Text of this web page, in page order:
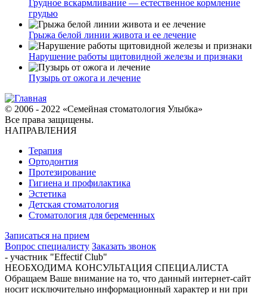
Грудное вскармливание — естественное кормление
грудью
Грыжа белой линии живота и ее лечение
Нарушение работы щитовидной железы и признаки
Пузырь от ожога и лечение
© 2006 - 2022 «Семейная стоматология Улыбка»
Все права защищены.
НАПРАВЛЕНИЯ
Терапия
Ортодонтия
Протезирование
Гигиена и профилактика
Эстетика
Детская стоматология
Стоматология для беременных
Записаться на прием
Вопрос специалисту Заказать звонок
- участник "Effectif Club"
НЕОБХОДИМА КОНСУЛЬТАЦИЯ СПЕЦИАЛИСТА
Обращаем Ваше внимание на то, что данный интернет-сайт
носит исключительно информационный характер и ни при